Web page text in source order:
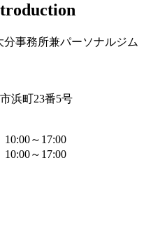
分事務所兼パーソナルジム
浜町23番5号
～17:00
～17:00